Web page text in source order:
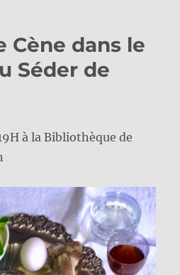
Cène dans le
Séder de
à la Bibliothèque de